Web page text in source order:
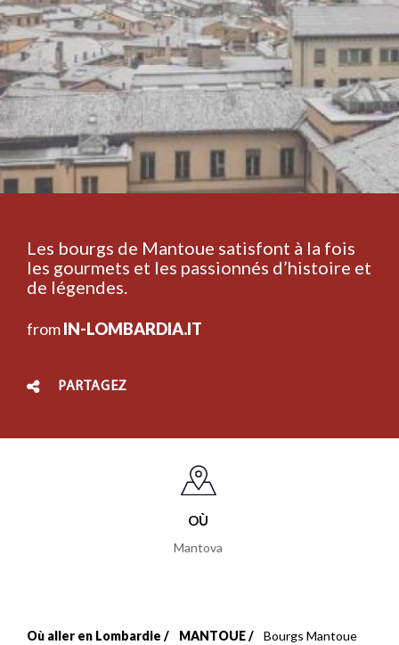
Les bourgs de Mantoue satisfont à la fois
les gourmets et les passionnés d’histoire et
de légendes.
fromIN-LOMBARDIA.IT
PARTAGEZ
OÙ
Mantova
Où aller en Lombardie MANTOUE Bourgs Mantoue